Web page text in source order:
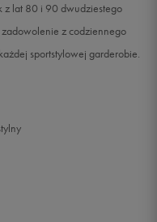
z lat 80 i 90 dwudziestego
z codziennego
sportstylowej garderobie.